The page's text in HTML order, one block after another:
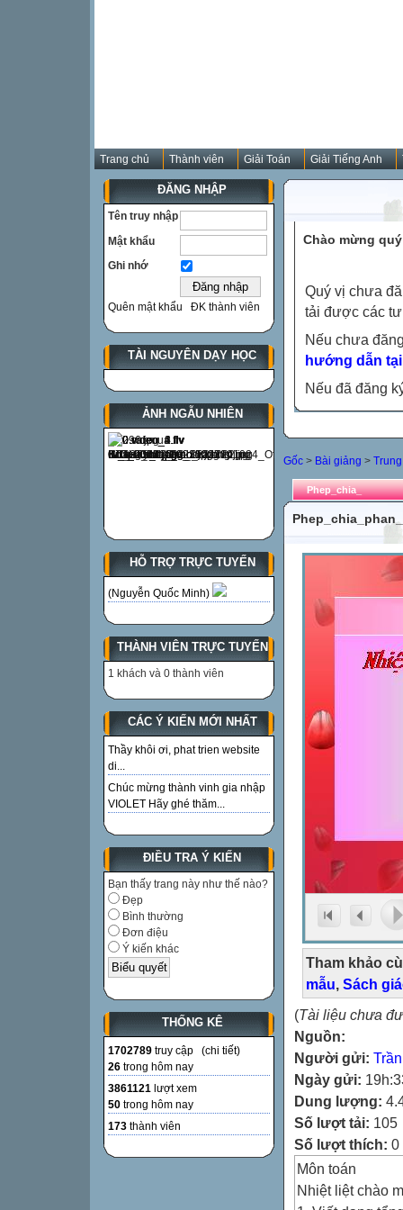
Trang chủ Thành viên Giải Toán Giải Tiếng Anh
ĐĂNG NHẬP
Tên truy nhập
Mật khẩu
Ghi nhớ
Quên mật khẩu ĐK thành viên
TÀI NGUYÊN DẠY HỌC
ẢNH NGẪU NHIÊN
HỖ TRỢ TRỰC TUYẾN
(Nguyễn Quốc Minh)
THÀNH VIÊN TRỰC TUYẾN
1 khách và 0 thành viên
CÁC Ý KIẾN MỚI NHẤT
Thầy khôi ơi, phat trien website
di...
Chúc mừng thành vinh gia nhập
VIOLET Hãy ghé thăm...
ĐIỀU TRA Ý KIẾN
Bạn thấy trang này như thế nào?
Đẹp
Bình thường
Đơn điệu
Ý kiến khác
THỐNG KÊ
1702789 truy cập (chi tiết)
26 trong hôm nay
3861121 lượt xem
50 trong hôm nay
173 thành viên
Chào mừng
Quý vị chưa
tải được các
Nếu chưa
hướng dẫn
Nếu đã đăng
Gốc > Bài giảng >
Phep_chia_
Tham khảo
mẫu, Sách
(Tài liệu chưa
Nguồn:
Người gửi:
Ngày gửi:
Dung lượng:
Số lượt tải: 105
Số lượt thích: 0
Môn toán
Nhiệt liệt chào